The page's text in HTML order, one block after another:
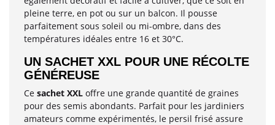
pleine terre, en pot ou sur un balcon. Il pousse
parfaitement sous soleil ou mi-ombre, dans des
températures idéales entre 16 et 30°C.
UN SACHET XXL POUR UNE RÉCOLTE
GÉNÉREUSE
Ce sachet XXL offre une grande quantité de graines
pour des semis abondants. Parfait pour les jardiniers
amateurs comme expérimentés, le persil frisé assure